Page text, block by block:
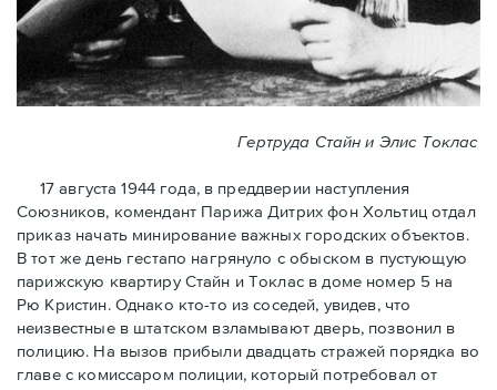
Гертруда Стайн и Элис Токлас
17 августа 1944 года, в преддверии наступления
Союзников, комендант Парижа Дитрих фон Хольтиц отдал
приказ начать минирование важных городских объектов.
В тот же день гестапо нагрянуло с обыском в пустующую
парижскую квартиру Стайн и Токлaс в домe номер 5 на
Рю Кристин. Однако кто-то из соседей, увидев, что
неизвестные в штатском взламывают дверь, позвонил в
полицию. На вызов прибыли двадцать стражей порядка во
главе с комиссаром полиции, который потребовал от